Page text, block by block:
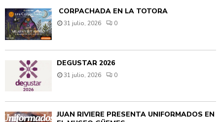
CORPACHADA EN LA TOTORA
31 julio, 2026 0
DEGUSTAR 2026
31 julio, 2026 0
JUAN RIVIÈRE PRESENTA UNIFORMADOS EN